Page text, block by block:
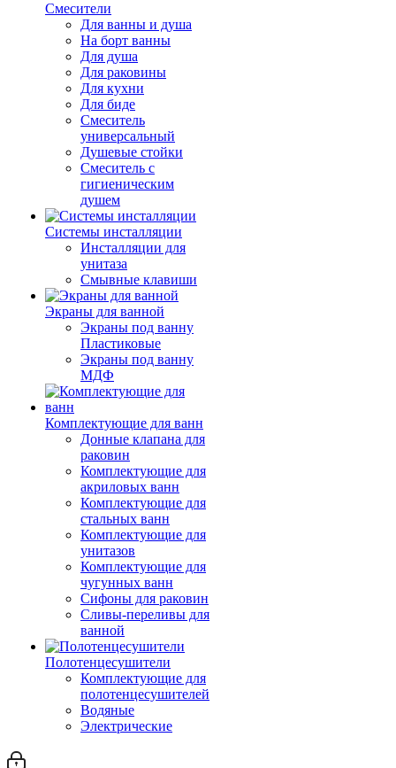
Смесители
Для ванны и душа
На борт ванны
Для душа
Для раковины
Для кухни
Для биде
Смеситель
универсальный
Душевые стойки
Смеситель с
гигиеническим
душем
Системы инсталляции
Инсталляции для
унитаза
Смывные клавиши
Экраны для ванной
Экраны под ванну
Пластиковые
Экраны под ванну
МДФ
Комплектующие для ванн
Донные клапана для
раковин
Комплектующие для
акриловых ванн
Комплектующие для
стальных ванн
Комплектующие для
унитазов
Комплектующие для
чугунных ванн
Сифоны для раковин
Сливы-переливы для
ванной
Полотенцесушители
Комплектующие для
полотенцесушителей
Водяные
Электрические